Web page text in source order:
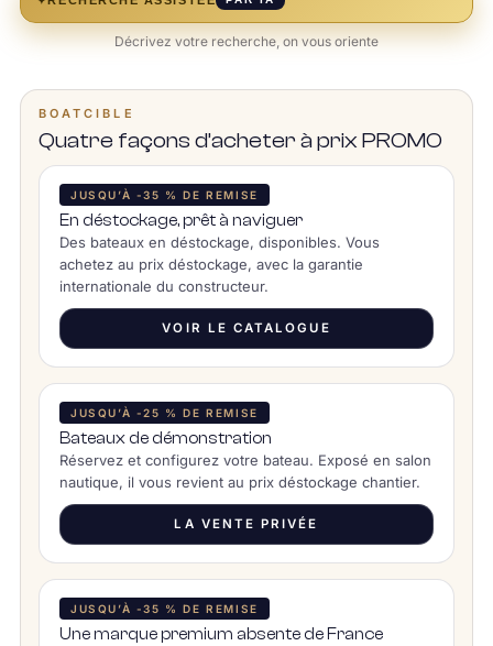
Décrivez votre recherche, on vous oriente
BOATCIBLE
Quatre façons d’acheter à prix PROMO
JUSQU’À -35 % DE REMISE
En déstockage, prêt à naviguer
Des bateaux en déstockage, disponibles. Vous
achetez au prix déstockage, avec la garantie
internationale du constructeur.
VOIR LE CATALOGUE
JUSQU’À -25 % DE REMISE
Bateaux de démonstration
Réservez et configurez votre bateau. Exposé en salon
nautique, il vous revient au prix déstockage chantier.
LA VENTE PRIVÉE
JUSQU’À -35 % DE REMISE
Une marque premium absente de France